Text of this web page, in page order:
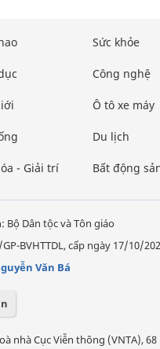
- Giải trí
Sức khỏe
Công nghệ
Ô tô xe máy
Du lịch
Bất động
Bộ Dân tộc và Tôn giáo
BVHTTDL, cấp ngày 17/10/
Văn Bá
nhà Cục Viễn thông (VNTA),